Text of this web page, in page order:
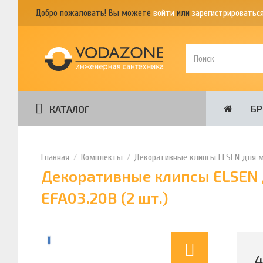
Добро пожаловать! Вы можете войти или
КАТАЛОГ
Комплекты Декоративные клипсы ELSEN для
Декоративные клипсы
EFA03.20B (2 шт.)